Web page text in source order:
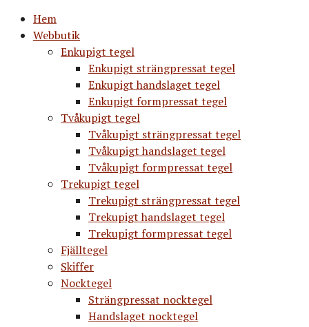
Hem
Webbutik
Enkupigt tegel
Enkupigt strängpressat tegel
Enkupigt handslaget tegel
Enkupigt formpressat tegel
Tvåkupigt tegel
Tvåkupigt strängpressat tegel
Tvåkupigt handslaget tegel
Tvåkupigt formpressat tegel
Trekupigt tegel
Trekupigt strängpressat tegel
Trekupigt handslaget tegel
Trekupigt formpressat tegel
Fjälltegel
Skiffer
Nocktegel
Strängpressat nocktegel
Handslaget nocktegel